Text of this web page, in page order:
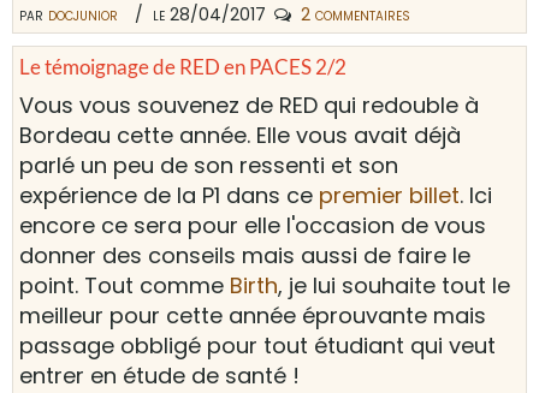
par docjunior le 28/04/2017 2 commentaires
Le témoignage de RED en PACES 2/2
Vous vous souvenez de RED qui redouble à
Bordeau cette année. Elle vous avait déjà
parlé un peu de son ressenti et son
expérience de la P1 dans ce premier billet. Ici
encore ce sera pour elle l'occasion de vous
donner des conseils mais aussi de faire le
point. Tout comme Birth, je lui souhaite tout le
meilleur pour cette année éprouvante mais
passage obbligé pour tout étudiant qui veut
entrer en étude de santé !